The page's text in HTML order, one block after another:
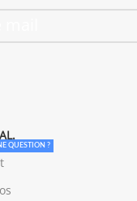
QUESTION ?